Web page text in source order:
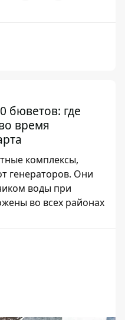
бюветов: где
время
комплексы,
генераторов. Они
воды при
во всех районах